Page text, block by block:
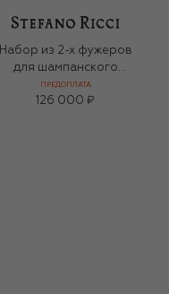
Набор из 2-х фужеров
для шампанского
Tuscan Leaves
ПРЕДОПЛАТА
126 000 ₽